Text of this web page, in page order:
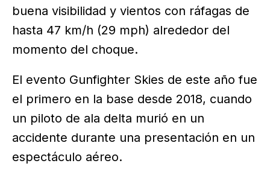
buena visibilidad y vientos con ráfagas de
hasta 47 km/h (29 mph) alrededor del
momento del choque.
El evento Gunfighter Skies de este año fue
el primero en la base desde 2018, cuando
un piloto de ala delta murió en un
accidente durante una presentación en un
espectáculo aéreo.